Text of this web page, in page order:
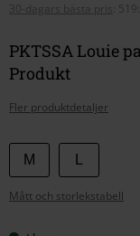
30-dagars bästa pris
519:-
PKTSSA Louie
Produkt
Fler produktdetaljer
Välj
din
storlek
M
Mått och storlekstabell